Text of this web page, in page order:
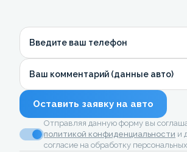
Введите ваш телефон
Ваш комментарий (данные авто)
Оставить заявку на авто
Отправляя данную форму вы
политикой конфиденциальности и
согласие на обработку